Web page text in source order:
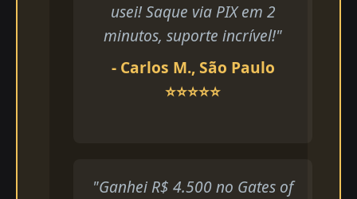
usei! Saque via PIX em 2
minutos, suporte incrível!"
- Carlos M., São Paulo
⭐⭐⭐⭐⭐
"Ganhei R$ 4.500 no Gates of